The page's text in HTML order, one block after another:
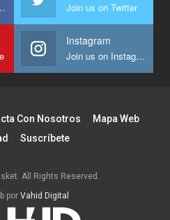
Join us on Twitter
Instagram
Join us on Instagram
Con Nosotros
Mapa Web
Suscríbete
All Rights Reserved.
por Vahid Digital